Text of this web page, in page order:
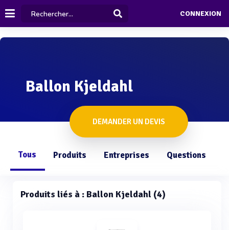
CONNEXION
Ballon Kjeldahl
DEMANDER UN DEVIS
Tous Produits Entreprises Questions
Produits liés à : Ballon Kjeldahl (4)